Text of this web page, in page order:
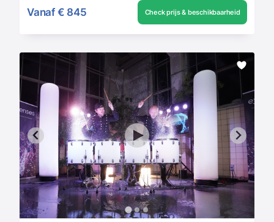
Vanaf € 845 Check prijs & beschikbaarheid